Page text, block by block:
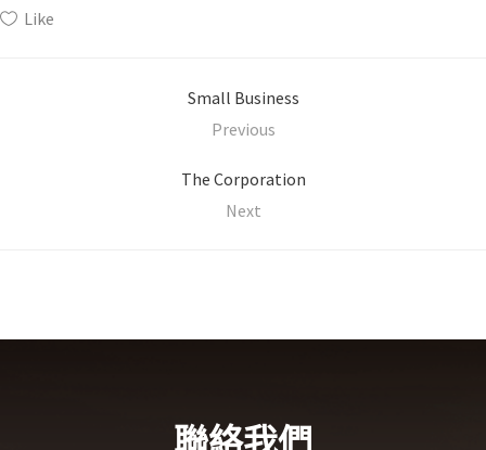
Like
Small Business
Previous
The Corporation
Next